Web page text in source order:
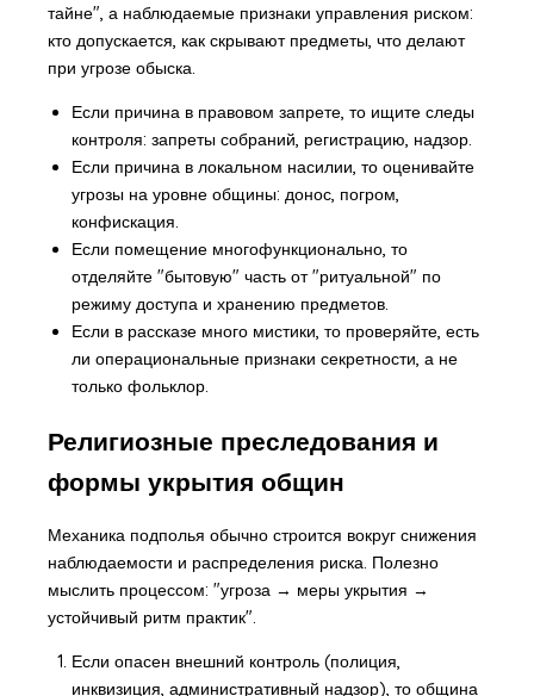
тайне", а наблюдаемые признаки управления риском:
кто допускается, как скрывают предметы, что делают
при угрозе обыска.
Если причина в правовом запрете, то ищите следы
контроля: запреты собраний, регистрацию, надзор.
Если причина в локальном насилии, то оценивайте
угрозы на уровне общины: донос, погром,
конфискация.
Если помещение многофункционально, то
отделяйте "бытовую" часть от "ритуальной" по
режиму доступа и хранению предметов.
Если в рассказе много мистики, то проверяйте, есть
ли операциональные признаки секретности, а не
только фольклор.
Религиозные преследования и
формы укрытия общин
Механика подполья обычно строится вокруг снижения
наблюдаемости и распределения риска. Полезно
мыслить процессом: "угроза → меры укрытия →
устойчивый ритм практик".
Если опасен внешний контроль (полиция,
инквизиция, административный надзор), то община